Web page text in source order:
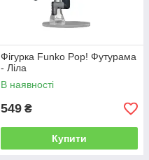
Фігурка Funko Pop! Футурама
- Ліла
В наявності
549 ₴
Купити